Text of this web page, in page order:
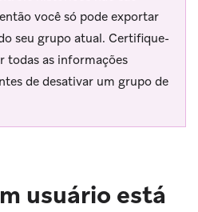
você só pode exportar
seu grupo atual. Certifique-
todas as informações
de desativar um grupo de
usuário está